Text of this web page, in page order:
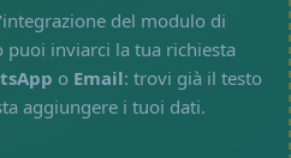
del modulo di
puoi inviarci la tua richiesta
o Email: trovi già il testo
aggiungere i tuoi dati.